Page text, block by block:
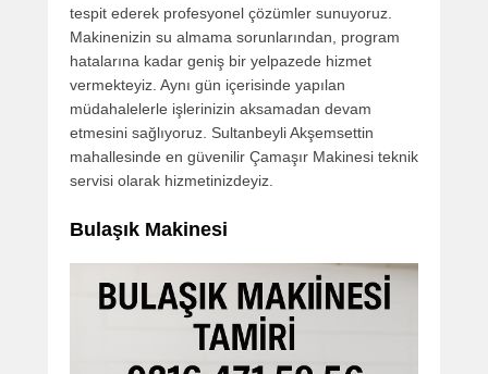
tespit ederek profesyonel çözümler sunuyoruz.
Makinenizin su almama sorunlarından, program
hatalarına kadar geniş bir yelpazede hizmet
vermekteyiz. Aynı gün içerisinde yapılan
müdahalelerle işlerinizin aksamadan devam
etmesini sağlıyoruz. Sultanbeyli Akşemsettin
mahallesinde en güvenilir Çamaşır Makinesi teknik
servisi olarak hizmetinizdeyiz.
Bulaşık Makinesi